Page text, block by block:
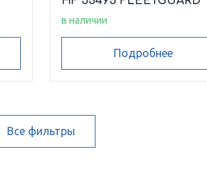
в наличии
Подробнее
Все фильтры